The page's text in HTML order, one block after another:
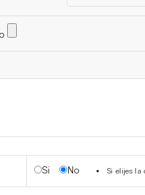
Si No Si elijes la